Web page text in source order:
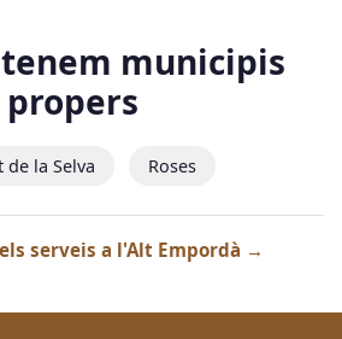
municipis
propers
de la Selva Roses
serveis a l'Alt Empordà →